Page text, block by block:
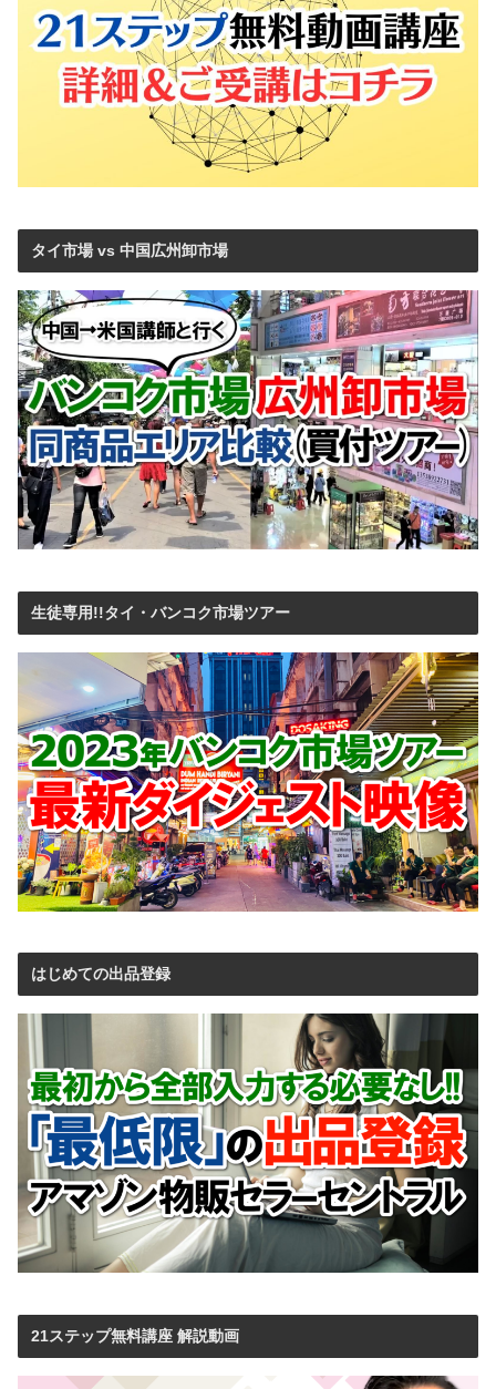
タイ市場 vs 中国広州卸市場
生徒専用!!タイ・バンコク市場ツアー
はじめての出品登録
21ステップ無料講座 解説動画